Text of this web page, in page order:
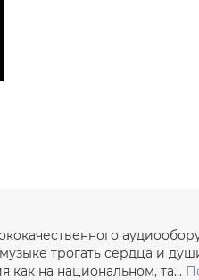
трогать сердца и
как на национальном, та...